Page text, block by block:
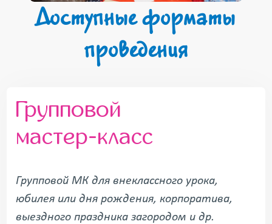
Доступные форматы
проведения
Групповой
мастер-класс
Групповой МК для внеклассного урока,
юбилея или дня рождения, корпоратива,
выездного праздника загородом и др.